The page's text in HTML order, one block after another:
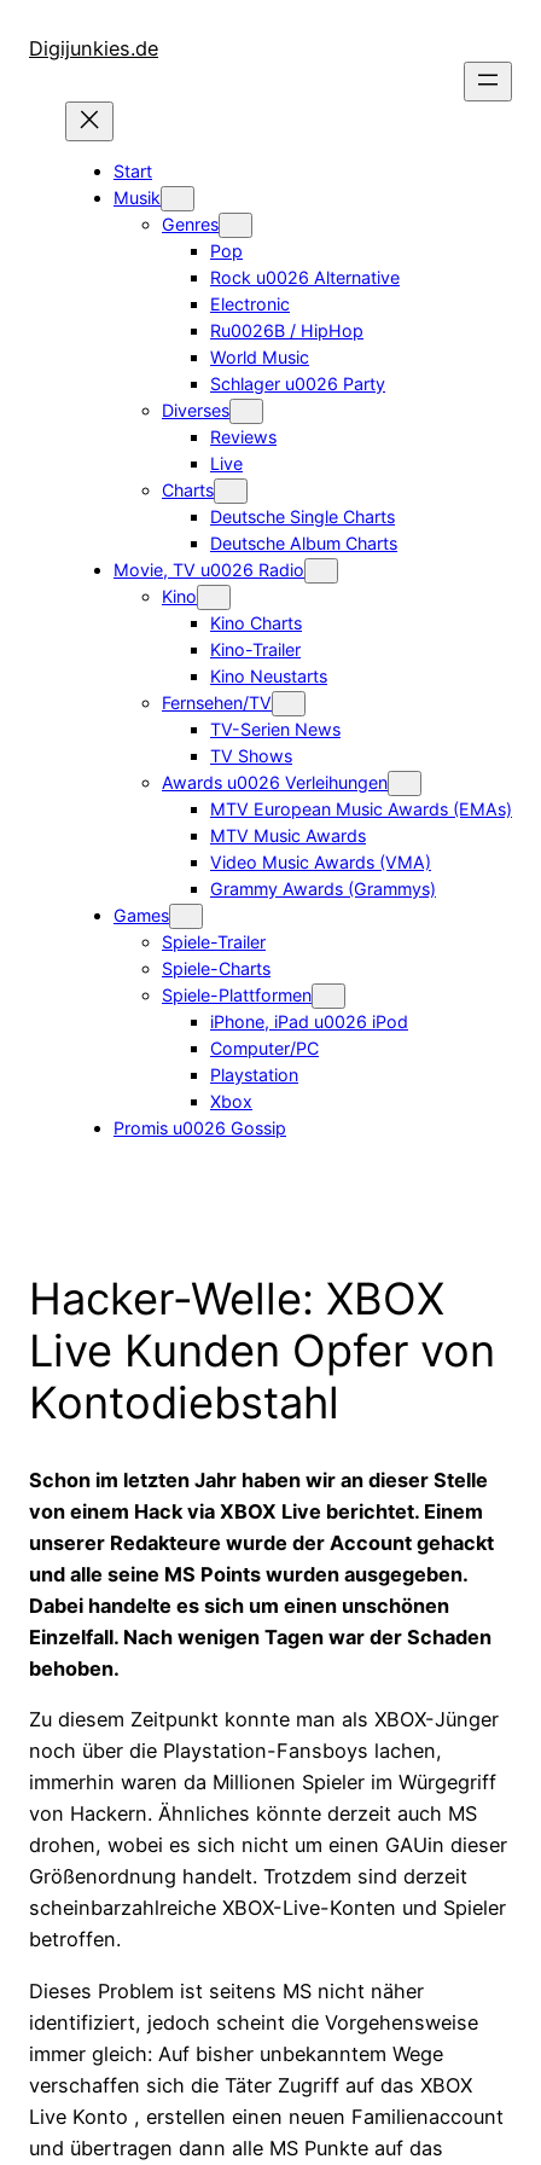
InhaltDigijunkies.de
Start
Musik
Genres
Pop
Rock u0026 Alternative
Electronic
Ru0026B / HipHop
World Music
Schlager u0026 Party
Diverses
Reviews
Live
Charts
Deutsche Single Charts
Deutsche Album Charts
Movie, TV u0026 Radio
Kino
Kino Charts
Kino-Trailer
Kino Neustarts
Fernsehen/TV
TV-Serien News
TV Shows
Awards u0026 Verleihungen
MTV European Music Awards (EMAs)
MTV Music Awards
Video Music Awards (VMA)
Grammy Awards (Grammys)
Games
Spiele-Trailer
Spiele-Charts
Spiele-Plattformen
iPhone, iPad u0026 iPod
Computer/PC
Playstation
Xbox
Promis u0026 Gossip
Hacker-Welle: XBOX
Live Kunden Opfer von
Kontodiebstahl
Schon im letzten Jahr haben wir an dieser Stelle
von einem Hack via XBOX Live berichtet. Einem
unserer Redakteure wurde der Account gehackt
und alle seine MS Points wurden ausgegeben.
Dabei handelte es sich um einen unschönen
Einzelfall. Nach wenigen Tagen war der Schaden
behoben.
Zu diesem Zeitpunkt konnte man als XBOX-Jünger
noch über die Playstation-Fansboys lachen,
immerhin waren da Millionen Spieler im Würgegriff
von Hackern. Ähnliches könnte derzeit auch MS
drohen, wobei es sich nicht um einen GAUin dieser
Größenordnung handelt. Trotzdem sind derzeit
scheinbarzahlreiche XBOX-Live-Konten und Spieler
betroffen.
Dieses Problem ist seitens MS nicht näher
identifiziert, jedoch scheint die Vorgehensweise
immer gleich: Auf bisher unbekanntem Wege
verschaffen sich die Täter Zugriff auf das XBOX
Live Konto , erstellen einen neuen Familienaccount
und übertragen dann alle MS Punkte auf das